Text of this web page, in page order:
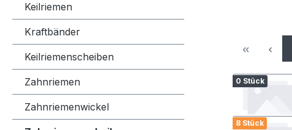
Keilriemen
Kraftbänder
Keilriemenscheiben
Zahnriemen
Zahnriemenwickel
0 Stück
8 Stück